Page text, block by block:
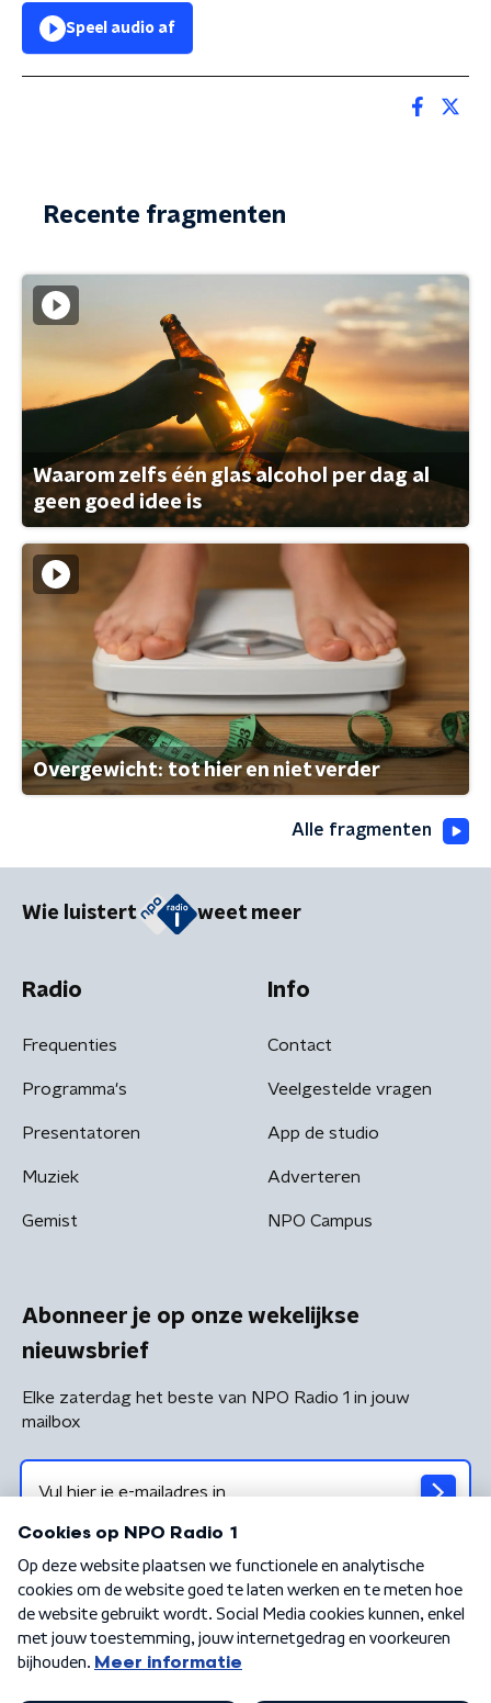
Speel audio af
Recente fragmenten
Waarom zelfs één glas alcohol per dag al
geen goed idee is
Overgewicht: tot hier en niet verder
Alle fragmenten
Wie luistert weet meer
Radio
Frequenties
Programma's
Presentatoren
Muziek
Gemist
Info
Contact
Veelgestelde vragen
App de studio
Adverteren
NPO Campus
Abonneer je op onze wekelijkse
nieuwsbrief
Elke zaterdag het beste van NPO Radio 1 in jouw
mailbox
Algemene voorwaarden